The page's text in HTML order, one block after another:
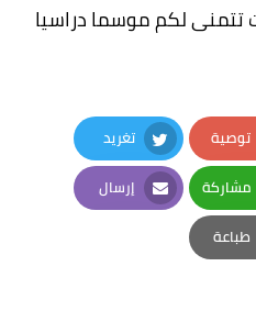
تتمنى لكم موسما دراسيا
توصية
Google Plus
تغريد
Twitter
مشاركة
Whatsapp
إرسال
Email
طباعة
Print